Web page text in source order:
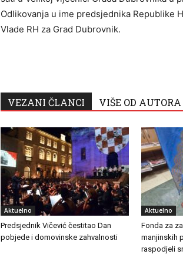
Odlikovanja u ime predsjednika Republike
Vlade RH za Grad Dubrovnik.
VEZANI ČLANCI VIŠE OD AUTORA
Aktuelno
Predsjednik Vičević čestitao Dan
pobjede i domovinske zahvalnosti
Aktuelno
Fonda za
manjinskih
raspodjeli